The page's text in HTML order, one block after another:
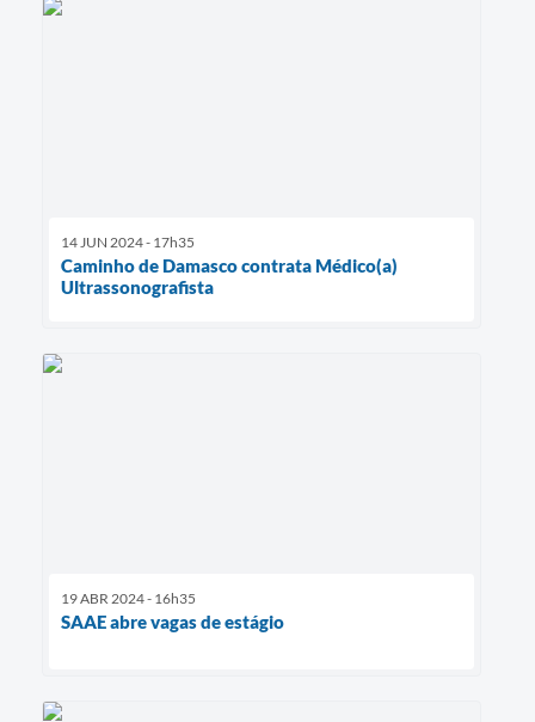
14 JUN 2024 - 17h35
Caminho de Damasco contrata Médico(a)
Ultrassonografista
19 ABR 2024 - 16h35
SAAE abre vagas de estágio